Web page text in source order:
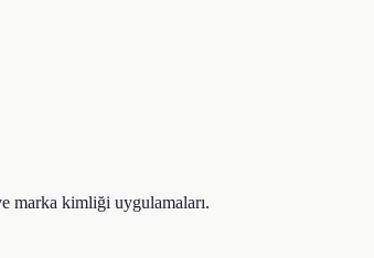
marka kimliği uygulamaları.